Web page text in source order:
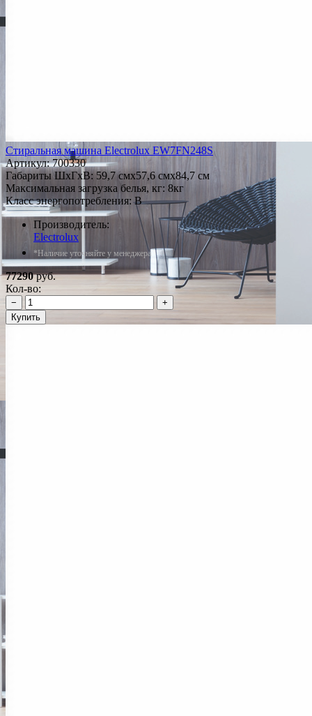
Стиральная машина Electrolux EW7FN248S
Артикул:700330
Габариты ШxГxВ: 59,7 смx57,6 смx84,7 см
Максимальная загрузка белья, кг: 8кг
Класс энергопотребления: B
Производитель:
Electrolux
*Наличие уточняйте у менеджера
77290руб.
Кол-во:
−
+
Купить